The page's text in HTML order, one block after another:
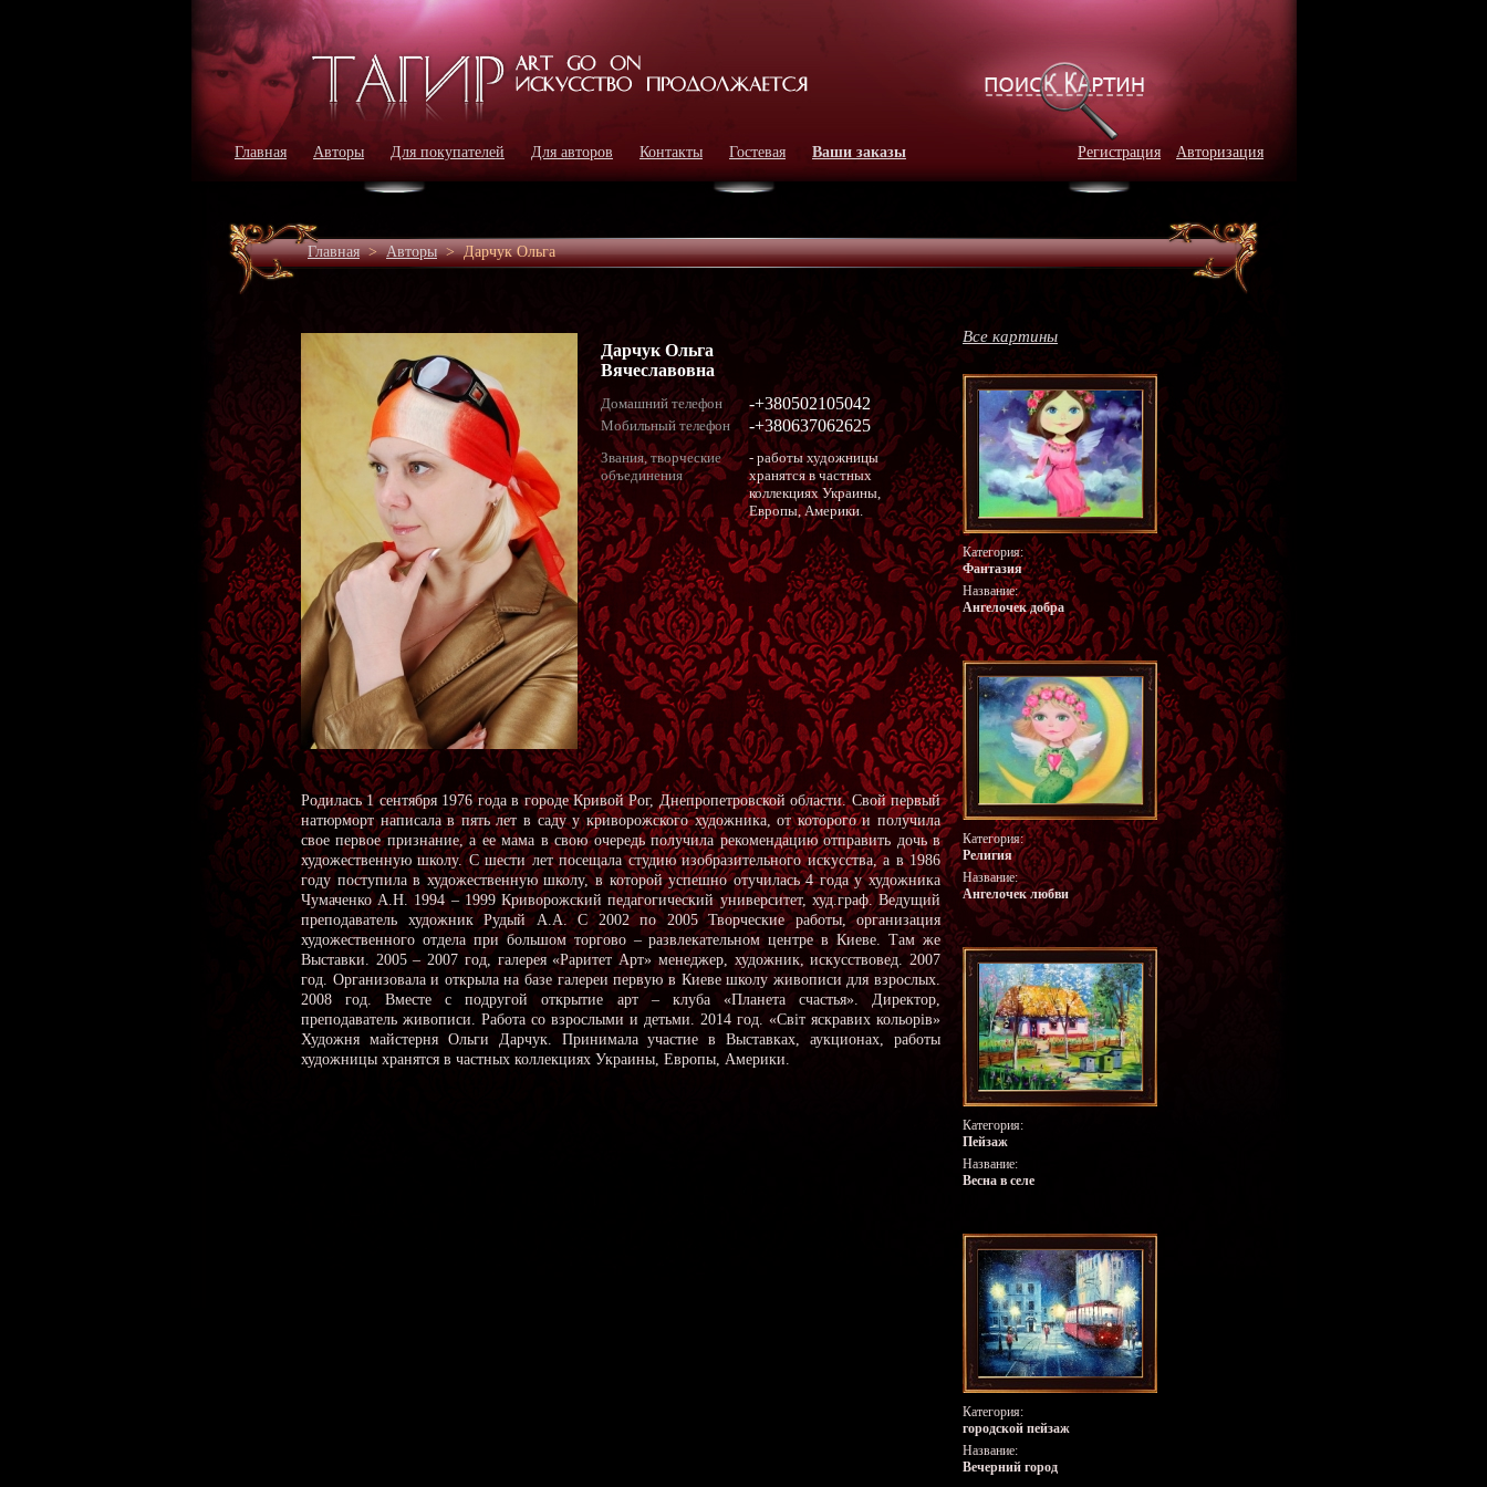
Главная Авторы Для покупателей Для авторов Контакты Гостевая Ваши заказы Регистрация Авторизация
Главная>Авторы>Дарчук Ольга
Дарчук Ольга
Вячеславовна
Домашний телефон -+380502105042
Мобильный телефон -+380637062625
Звания, творческие
объединения
- работы художницы
хранятся в частных
коллекциях Украины,
Европы, Америки.
Родилась 1 сентября 1976 года в городе Кривой Рог, Днепропетровской области. Свой первый
натюрморт написала в пять лет в саду у криворожского художника, от которого и получила
свое первое признание, а ее мама в свою очередь получила рекомендацию отправить дочь в
художественную школу. С шести лет посещала студию изобразительного искусства, а в 1986
году поступила в художественную школу, в которой успешно отучилась 4 года у художника
Чумаченко А.Н. 1994 – 1999 Криворожский педагогический университет, худ.граф. Ведущий
преподаватель художник Рудый А.А. С 2002 по 2005 Творческие работы, организация
художественного отдела при большом торгово – развлекательном центре в Киеве. Там же
Выставки. 2005 – 2007 год, галерея «Раритет Арт» менеджер, художник, искусствовед. 2007
год. Организовала и открыла на базе галереи первую в Киеве школу живописи для взрослых.
2008 год. Вместе с подругой открытие арт – клуба «Планета счастья». Директор,
преподаватель живописи. Работа со взрослыми и детьми. 2014 год. «Світ яскравих кольорів»
Художня майстерня Ольги Дарчук. Принимала участие в Выставках, аукционах, работы
художницы хранятся в частных коллекциях Украины, Европы, Америки.
Все картины
Категория:
Фантазия
Название:
Ангелочек добра
Категория:
Религия
Название:
Ангелочек любви
Категория:
Пейзаж
Название:
Весна в селе
Категория:
городской пейзаж
Название:
Вечерний город